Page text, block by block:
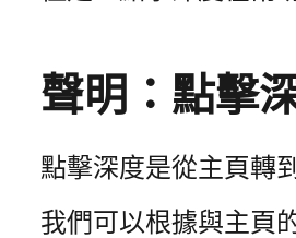
聲明：點擊
點擊深度是從主頁轉
我們可以根據與主頁